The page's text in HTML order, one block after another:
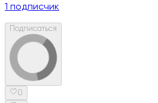
1 подписчик
Подписаться
0